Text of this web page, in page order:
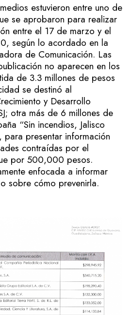
estuvieron entre uno de
se aprobaron para realizar
entre el 17 de marzo y el
según lo acordado en la
de Comunicación. Las
no aparecen en los
de 3.3 millones de pesos
se destinó al
y Desarrollo
otra más de 6 millones de
“Sin incendios, Jalisco
para presentar información
contraídas por el
por 500,000 pesos.
enfocada a informar
sobre cómo prevenirla.